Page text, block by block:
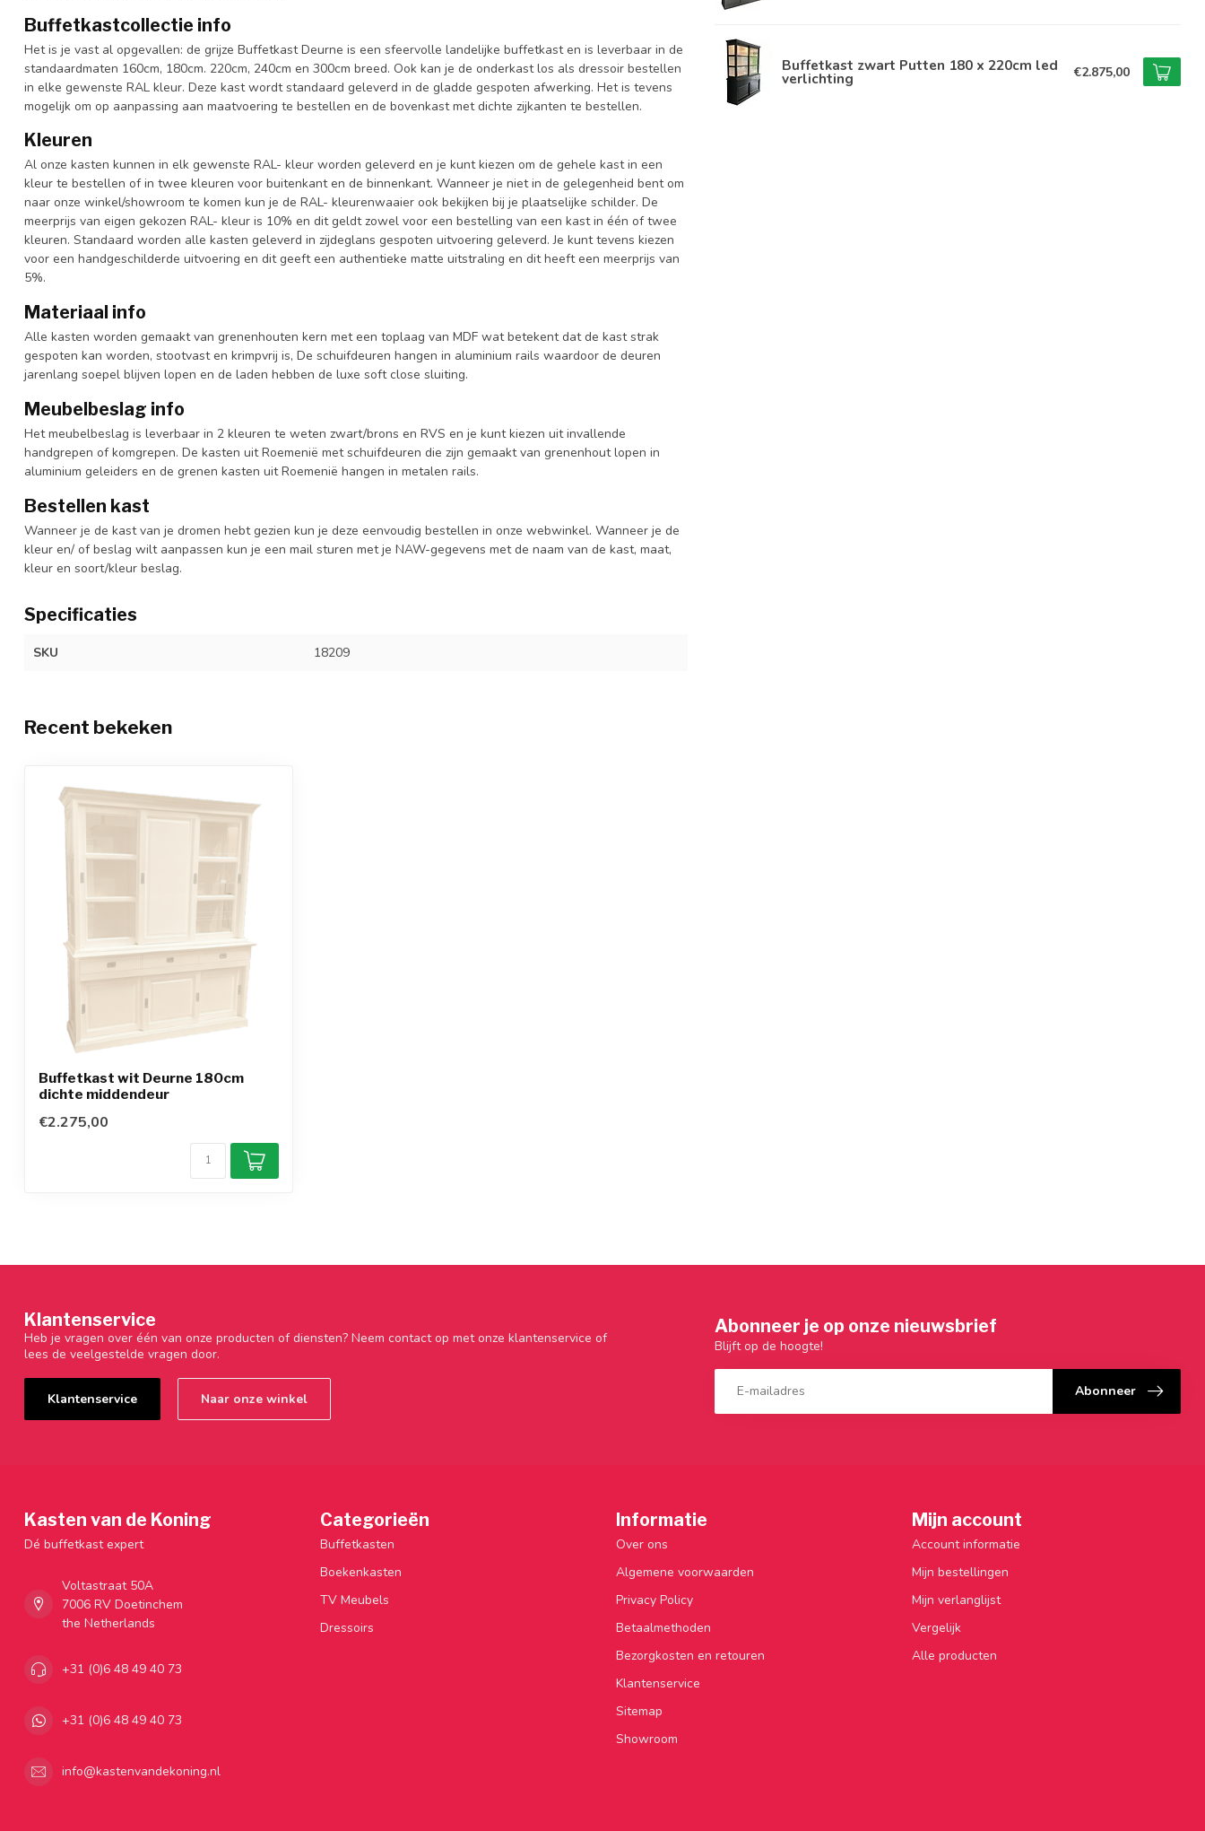
Buffetkastcollectie info
Het is je vast al opgevallen: de grijze Buffetkast Deurne is een sfeervolle landelijke buffetkast en is leverbaar in de
standaardmaten 160cm, 180cm. 220cm, 240cm en 300cm breed. Ook kan je de onderkast los als dressoir bestellen
in elke gewenste RAL kleur. Deze kast wordt standaard geleverd in de gladde gespoten afwerking. Het is tevens
mogelijk om op aanpassing aan maatvoering te bestellen en de bovenkast met dichte zijkanten te bestellen.
Kleuren
Al onze kasten kunnen in elk gewenste RAL- kleur worden geleverd en je kunt kiezen om de gehele kast in een
kleur te bestellen of in twee kleuren voor buitenkant en de binnenkant. Wanneer je niet in de gelegenheid bent om
naar onze winkel/showroom te komen kun je de RAL- kleurenwaaier ook bekijken bij je plaatselijke schilder. De
meerprijs van eigen gekozen RAL- kleur is 10% en dit geldt zowel voor een bestelling van een kast in één of twee
kleuren. Standaard worden alle kasten geleverd in zijdeglans gespoten uitvoering geleverd. Je kunt tevens kiezen
voor een handgeschilderde uitvoering en dit geeft een authentieke matte uitstraling en dit heeft een meerprijs van
5%.
Materiaal info
Alle kasten worden gemaakt van grenenhouten kern met een toplaag van MDF wat betekent dat de kast strak
gespoten kan worden, stootvast en krimpvrij is, De schuifdeuren hangen in aluminium rails waardoor de deuren
jarenlang soepel blijven lopen en de laden hebben de luxe soft close sluiting.
Meubelbeslag info
Het meubelbeslag is leverbaar in 2 kleuren te weten zwart/brons en RVS en je kunt kiezen uit invallende
handgrepen of komgrepen. De kasten uit Roemenië met schuifdeuren die zijn gemaakt van grenenhout lopen in
aluminium geleiders en de grenen kasten uit Roemenië hangen in metalen rails.
Bestellen kast
Wanneer je de kast van je dromen hebt gezien kun je deze eenvoudig bestellen in onze webwinkel. Wanneer je de
kleur en/ of beslag wilt aanpassen kun je een mail sturen met je NAW-gegevens met de naam van de kast, maat,
kleur en soort/kleur beslag.
Specificaties
SKU 18209
Buffetkast zwart Putten 180 x 220cm led
verlichting €2.875,00
Recent bekeken
Buffetkast wit Deurne 180cm
dichte middendeur
€2.275,00
Klantenservice
Heb je vragen over één van onze producten of diensten? Neem contact op met onze klantenservice of
lees de veelgestelde vragen door.
Klantenservice Naar onze winkel
Abonneer je op onze nieuwsbrief
Blijft op de hoogte!
Abonneer
Kasten van de Koning
Dé buffetkast expert
Voltastraat 50A
7006 RV Doetinchem
the Netherlands
+31 (0)6 48 49 40 73
+31 (0)6 48 49 40 73
info@kastenvandekoning.nl
Categorieën
Buffetkasten
Boekenkasten
TV Meubels
Dressoirs
Informatie
Over ons
Algemene voorwaarden
Privacy Policy
Betaalmethoden
Bezorgkosten en retouren
Klantenservice
Sitemap
Showroom
Mijn account
Account informatie
Mijn bestellingen
Mijn verlanglijst
Vergelijk
Alle producten